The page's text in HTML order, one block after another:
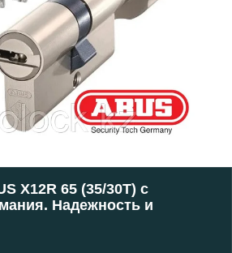
X12R 65 (35/30Т) с
Надежность и